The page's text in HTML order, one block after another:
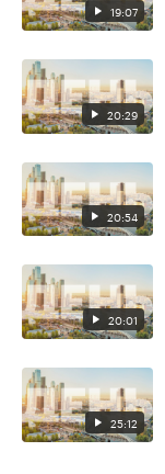
19:07
20:29
20:54
20:01
25:12